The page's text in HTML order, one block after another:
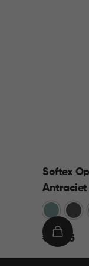
Softex
Antraciet
Blauw
€€ 10,95
IN